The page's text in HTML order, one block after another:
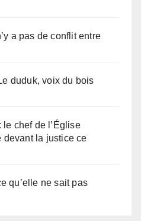
a pas de conflit entre
duduk, voix du bois
le chef de l’Église
devant la justice ce
qu’elle ne sait pas